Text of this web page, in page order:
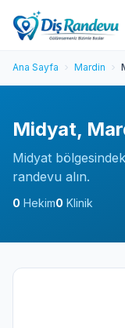
Ana Sayfa Mardin
Midyat,
Midyat
randevu alın.
0 Hekim0 Klinik